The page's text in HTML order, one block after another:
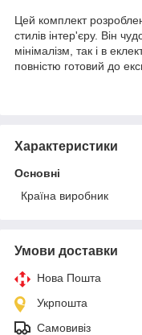
Цей комплект
стилів інтер'єру. Він
мінімалізм, так і в
повністю готовий до
Характеристики
Основні
Країна виробник
Умови доставки
Нова Пошта
Укрпошта
Самовивіз